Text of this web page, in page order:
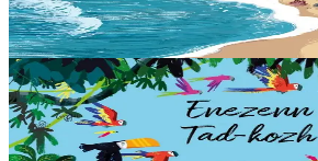
En stock14,00 €
Voir
Acheter
3 ans et plus
Timilenn
Grandad's Island